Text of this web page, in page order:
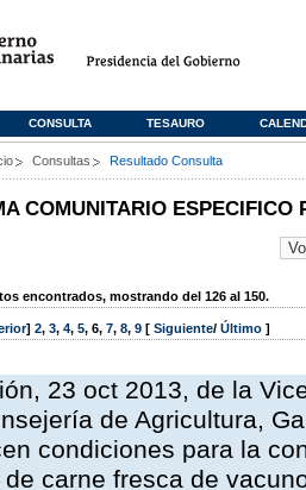
CONSULTA TESAURO
Consultas Resultado Consulta
COMUNITARIO ESPECIFICO
encontrados, mostrando del 126 al 150.
] 2, 3, 4, 5, 6, 7, 8, 9 [ Siguiente/ Último ]
23 oct 2013, de la
de Agricultura,
condiciones para la
de carne fresca de